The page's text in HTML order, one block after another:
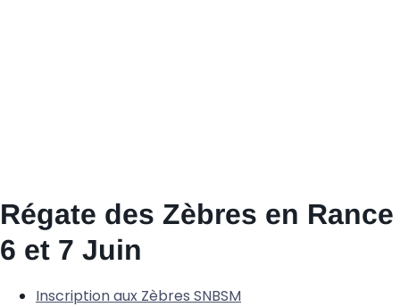
Régate des Zèbres en Rance
6 et 7 Juin
Inscription aux Zèbres SNBSM